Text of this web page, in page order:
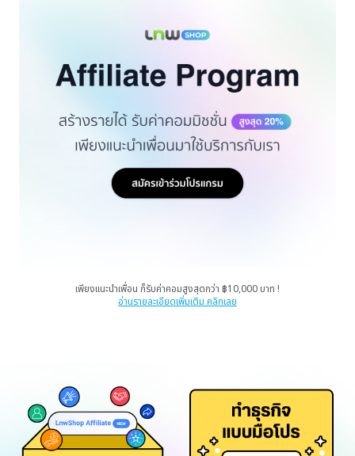
เพียงแนะนำเพื่อน ก็รับค่าคอมสูงสุดกว่า ฿10,000 บาท !
อ่านรายละเอียดเพิ่มเติม คลิกเลย